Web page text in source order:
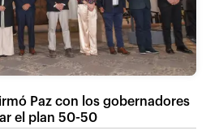
Paz con los gobernadores
el plan 50-50